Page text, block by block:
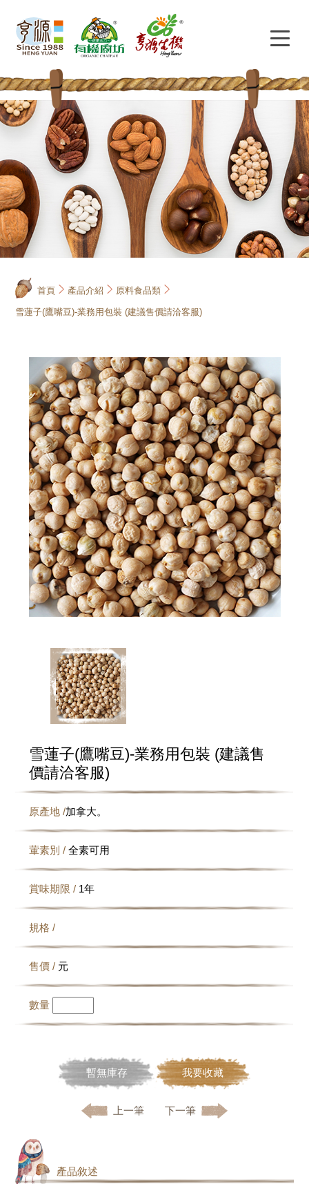
首頁 產品介紹 原料食品類
雪蓮子(鷹嘴豆)-業務用包裝 (建議售價請洽客服)
雪蓮子(鷹嘴豆)-業務用包裝 (建議售
價請洽客服)
原產地 /加拿大。
葷素別 / 全素可用
賞味期限 / 1年
規格 /
售價 / 元
數量
暫無庫存 我要收藏
上一筆 下一筆
產品敘述